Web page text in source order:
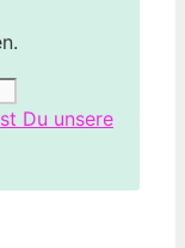
Du unsere